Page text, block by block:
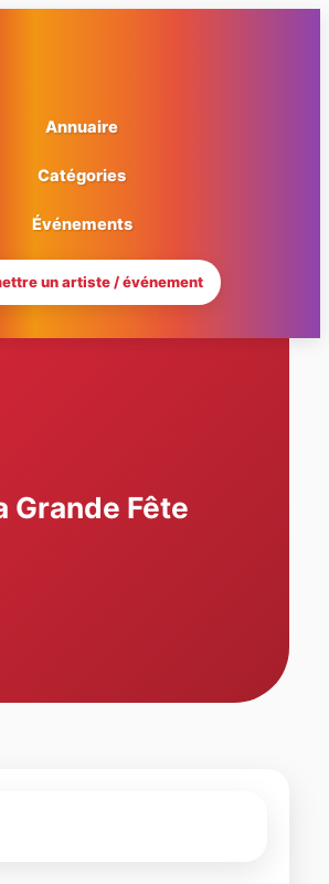
Annuaire
Catégories
Événements
un artiste / événement
Grande Fête